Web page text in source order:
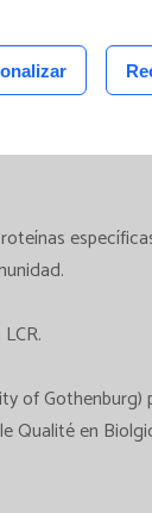
la
of Gothenburg)
Qualité en